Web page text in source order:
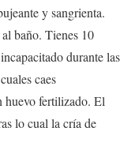
y sangrienta.
baño. Tienes 10
durante las
caes
huevo fertilizado. El
lo cual la cría de